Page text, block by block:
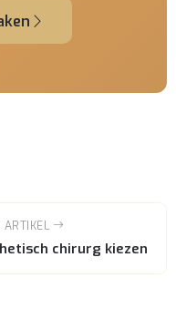
ARTIKEL
chirurg kiezen